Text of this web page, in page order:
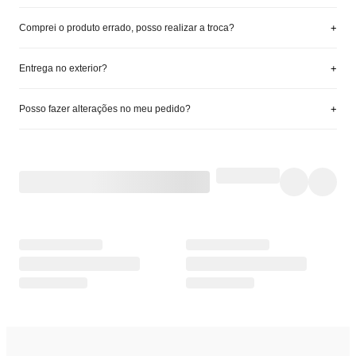
Comprei o produto errado, posso realizar a troca? +
Entrega no exterior? +
Posso fazer alterações no meu pedido? +